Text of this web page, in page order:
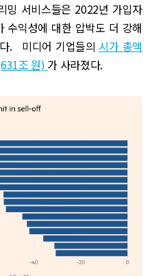
밍 서비스들은 2022년 가입자
수익성에 대한 압박도 더 강해
. 미디어 기업들의 시가 총액
조 원) 가 사라졌다.